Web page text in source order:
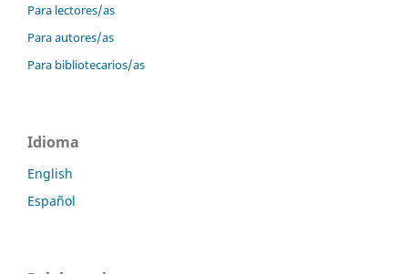
Para lectores/as
Para autores/as
Para bibliotecarios/as
Idioma
English
Español